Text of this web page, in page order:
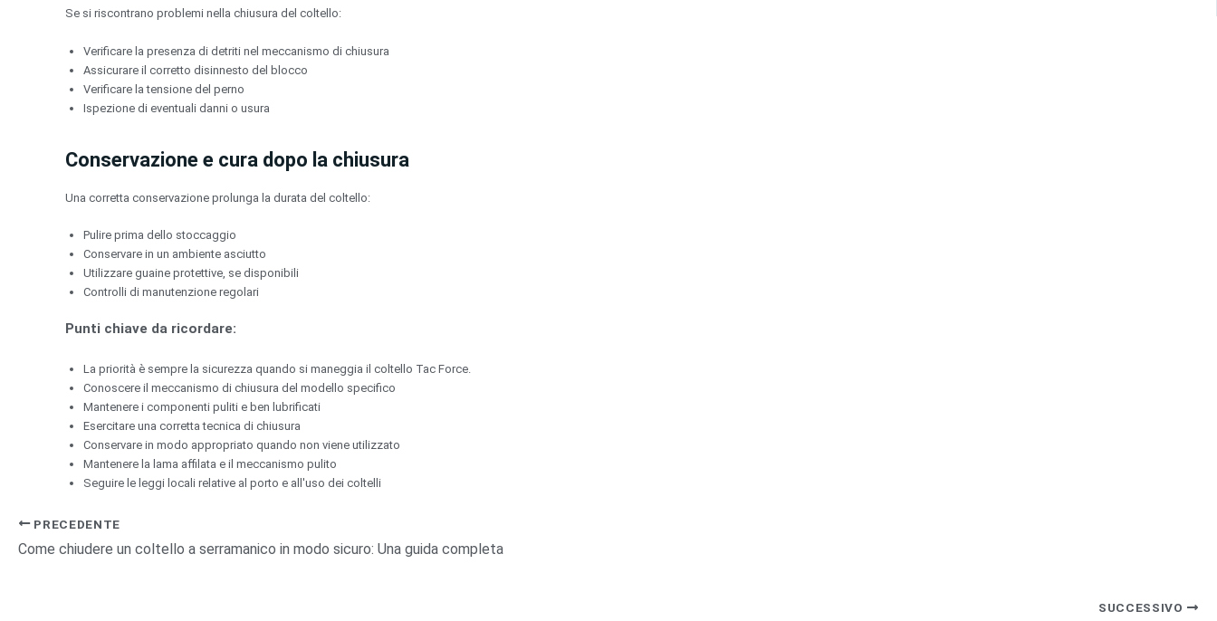
Se si riscontrano problemi nella chiusura del coltello:
Verificare la presenza di detriti nel meccanismo di chiusura
Assicurare il corretto disinnesto del blocco
Verificare la tensione del perno
Ispezione di eventuali danni o usura
Conservazione e cura dopo la chiusura
Una corretta conservazione prolunga la durata del coltello:
Pulire prima dello stoccaggio
Conservare in un ambiente asciutto
Utilizzare guaine protettive, se disponibili
Controlli di manutenzione regolari
Punti chiave da ricordare:
La priorità è sempre la sicurezza quando si maneggia il coltello Tac Force.
Conoscere il meccanismo di chiusura del modello specifico
Mantenere i componenti puliti e ben lubrificati
Esercitare una corretta tecnica di chiusura
Conservare in modo appropriato quando non viene utilizzato
Mantenere la lama affilata e il meccanismo pulito
Seguire le leggi locali relative al porto e all'uso dei coltelli
PRECEDENTE
Come chiudere un coltello a serramanico in modo sicuro: Una guida completa
SUCCESSIVO